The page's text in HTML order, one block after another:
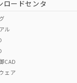
可能性があります。
こ
その他の認証は
ロードセンタ
ル
CAD
ェア